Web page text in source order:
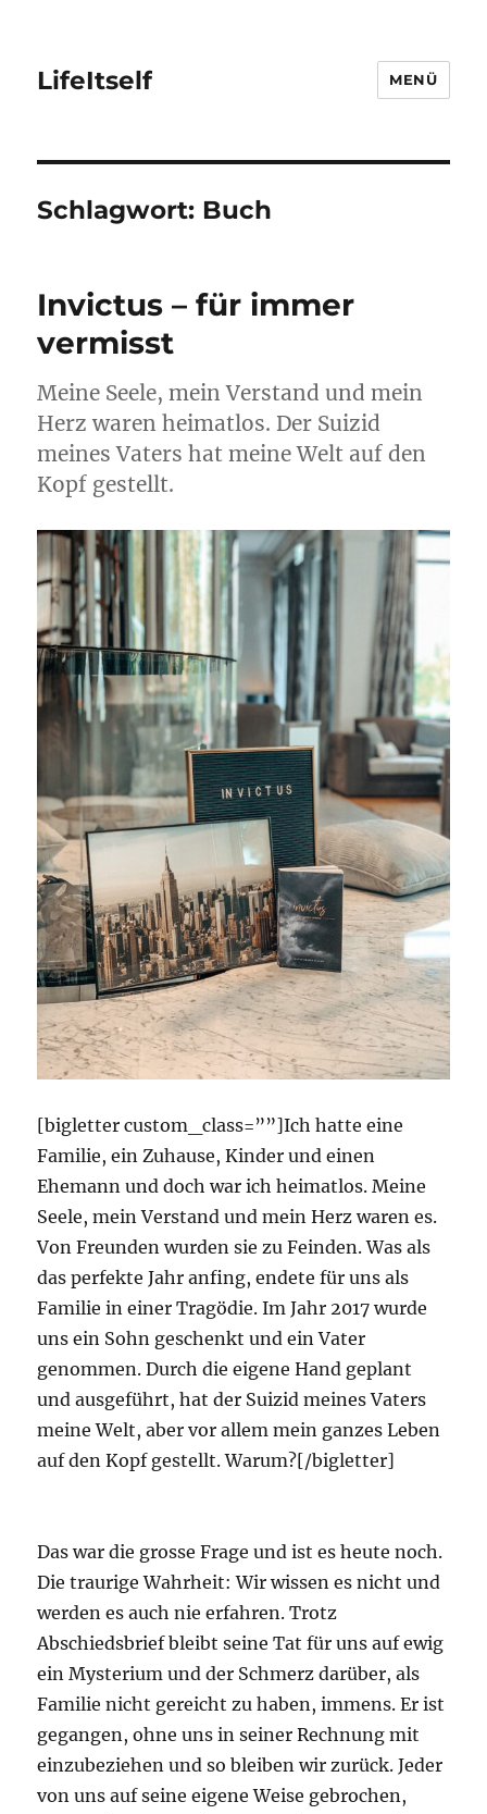
LifeItself MENÜ
Schlagwort: Buch
Invictus – für immer
vermisst
Meine Seele, mein Verstand und mein
Herz waren heimatlos. Der Suizid
meines Vaters hat meine Welt auf den
Kopf gestellt.
[bigletter custom_class=””]Ich hatte eine
Familie, ein Zuhause, Kinder und einen
Ehemann und doch war ich heimatlos. Meine
Seele, mein Verstand und mein Herz waren es.
Von Freunden wurden sie zu Feinden. Was als
das perfekte Jahr anfing, endete für uns als
Familie in einer Tragödie. Im Jahr 2017 wurde
uns ein Sohn geschenkt und ein Vater
genommen. Durch die eigene Hand geplant
und ausgeführt, hat der Suizid meines Vaters
meine Welt, aber vor allem mein ganzes Leben
auf den Kopf gestellt. Warum?[/bigletter]
Das war die grosse Frage und ist es heute noch.
Die traurige Wahrheit: Wir wissen es nicht und
werden es auch nie erfahren. Trotz
Abschiedsbrief bleibt seine Tat für uns auf ewig
ein Mysterium und der Schmerz darüber, als
Familie nicht gereicht zu haben, immens. Er ist
gegangen, ohne uns in seiner Rechnung mit
einzubeziehen und so bleiben wir zurück. Jeder
von uns auf seine eigene Weise gebrochen,